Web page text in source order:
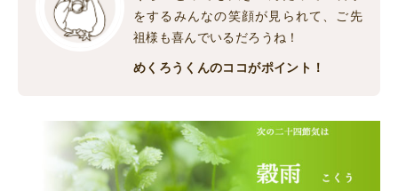
をするみんなの笑顔が見られて、ご先
祖様も喜んでいるだろうね！
めくろうくんのココがポイント！